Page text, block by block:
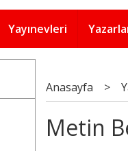
Yayınevleri
Anasayfa >
Metin